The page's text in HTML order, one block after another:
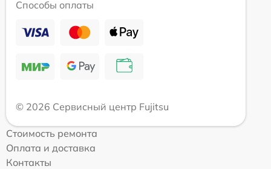
Способы оплаты
© 2026 Сервисный центр Fujitsu
Стоимость ремонта
Оплата и доставка
Контакты